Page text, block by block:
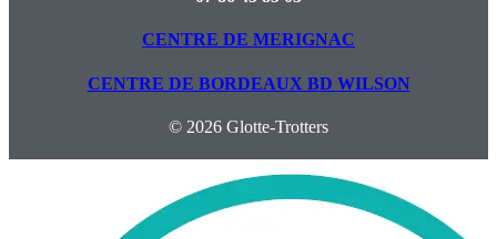
CENTRE DE MERIGNAC
CENTRE DE BORDEAUX BD WILSON
© 2026 Glotte-Trotters